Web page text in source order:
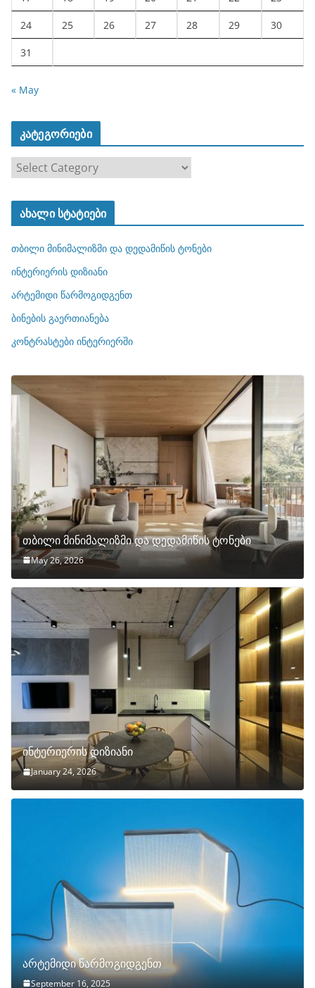
24 25 26 27 28 29 30
31
« May
კატეგორიები
ა
ტ
ო
რ
ბ
ი
ახალი სტატიები
თბილი მინიმალიზმი და დედამიწის ტონები
ინტერიერის დიზიანი
არტემიდი წარმოგიდგენთ
ბინების გაერთიანება
კონტრასტები ინტერიერში
თბილი მინიმალიზმი და დედამიწის ტონები
May 26, 2026
ინტერიერის დიზიანი
January 24, 2026
არტემიდი წარმოგიდგენთ
September 16, 2025